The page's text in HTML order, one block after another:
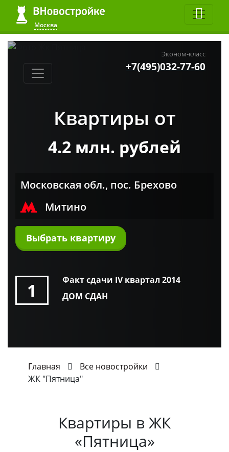
Москва
Эконом-класс
+7(495)032-77-60
Квартиры от
4.2 млн. рублей
Московская обл., пос. Брехово
Митино
Выбрать квартиру
1
Факт сдачи IV квартал 2014
ДОМ СДАН
Главная
Все новостройки
ЖК "Пятница"
Квартиры в ЖК
«Пятница»